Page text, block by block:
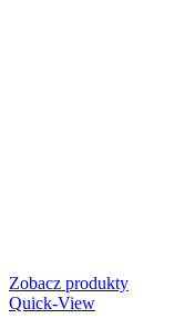
Zobacz produkty
Quick-View